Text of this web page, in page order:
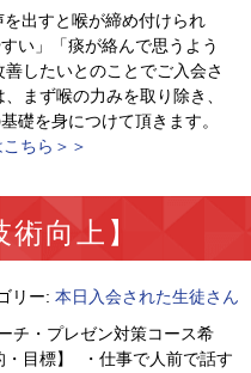
出すと喉が締め付けられ
い」「痰が絡んで思うよう
したいとのことでご入会さ
まず喉の力みを取り除き、
礎を身につけて頂きます。
ちら＞＞
向上】
リー: 本日入会された生徒さん
・プレゼン対策コース希
目標】 ・仕事で人前で話す